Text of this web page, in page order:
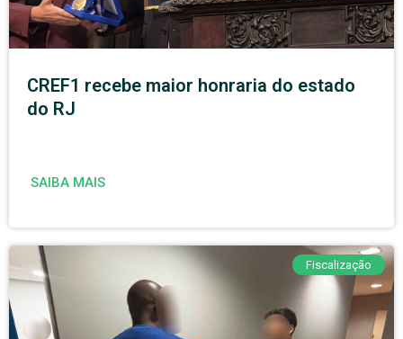
CREF1 recebe maior honraria do estado
do RJ
SAIBA MAIS
Fiscalização